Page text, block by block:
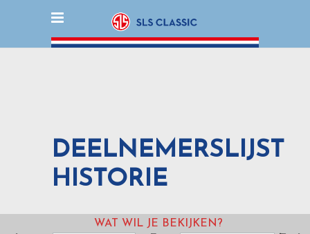
DEELNEMERSLIJST
HISTORIE
WAT WIL JE BEKIJKEN?